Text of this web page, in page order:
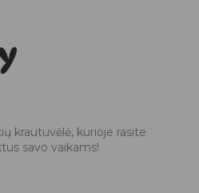
krautuvėlė, kurioje rasite
savo vaikams!